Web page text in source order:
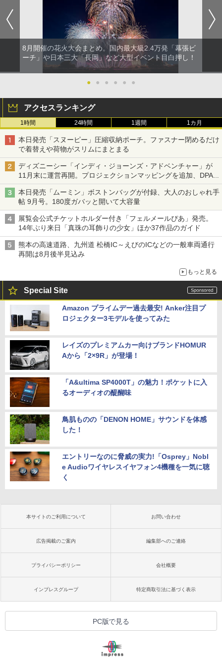
8月開催の花火大会まとめ。国内最大級2.4万発「幕張ビ
ーチ」や日本三大「長岡」など大型イベント目白押し！
● ● ● ● ● ●
アクセスランキング
1時間 24時間 1週間 1カ月
本日発売「スヌーピー」圧縮収納ポーチ。ファスナー閉めるだけ
で着替えや荷物がスリムにまとまる
ディズニーシー「インディ・ジョーンズ・アドベンチャー」が
11月末に運営再開。プロジェクションマッピングを追加、DPA
は1500円
本日発売「ムーミン」ボストンバッグが付録、大人のおしゃれ手
帖 9月号。180度ガバッと開いて大容量
展覧会公式チケットホルダー付き「フェルメールぴあ」発売。
14年ぶり来日「真珠の耳飾りの少女」ほか37作品のガイド
熊本の高速道路、九州道 松橋IC～えびのICなどの一般車両通行
再開は8月後半見込み
もっと見る
Special Site
Amazon プライムデー過去最安! Anker注目プ
ロジェクター3モデルを使ってみた
レイズのプレミアムカー向けブランドHOMUR
Aから「2×9R」が登場！
「A&ultima SP4000T」の魅力！ポケットに入
るオーディオの醍醐味
鳥肌ものの「DENON HOME」サウンドを体感
した！
エントリーなのに脅威の実力!「Osprey」Nobl
e Audioワイヤレスイヤフォン4機種を一気に聴
く
本サイトのご利用について お問い合わせ
広告掲載のご案内 編集部へのご連絡
プライバシーポリシー 会社概要
インプレスグループ 特定商取引法に基づく表示
PC版で見る